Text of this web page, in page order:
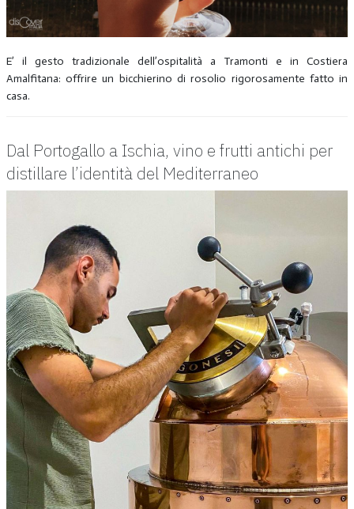
E’ il gesto tradizionale dell’ospitalità a Tramonti e in Costiera
Amalfitana: offrire un bicchierino di rosolio rigorosamente fatto in
casa.
Dal Portogallo a Ischia, vino e frutti antichi per
distillare l’identità del Mediterraneo